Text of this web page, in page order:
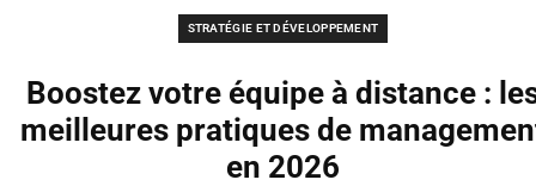
STRATÉGIE ET DÉVELOPPEMENT
Boostez votre équipe à distance :
meilleures pratiques de
en 2026